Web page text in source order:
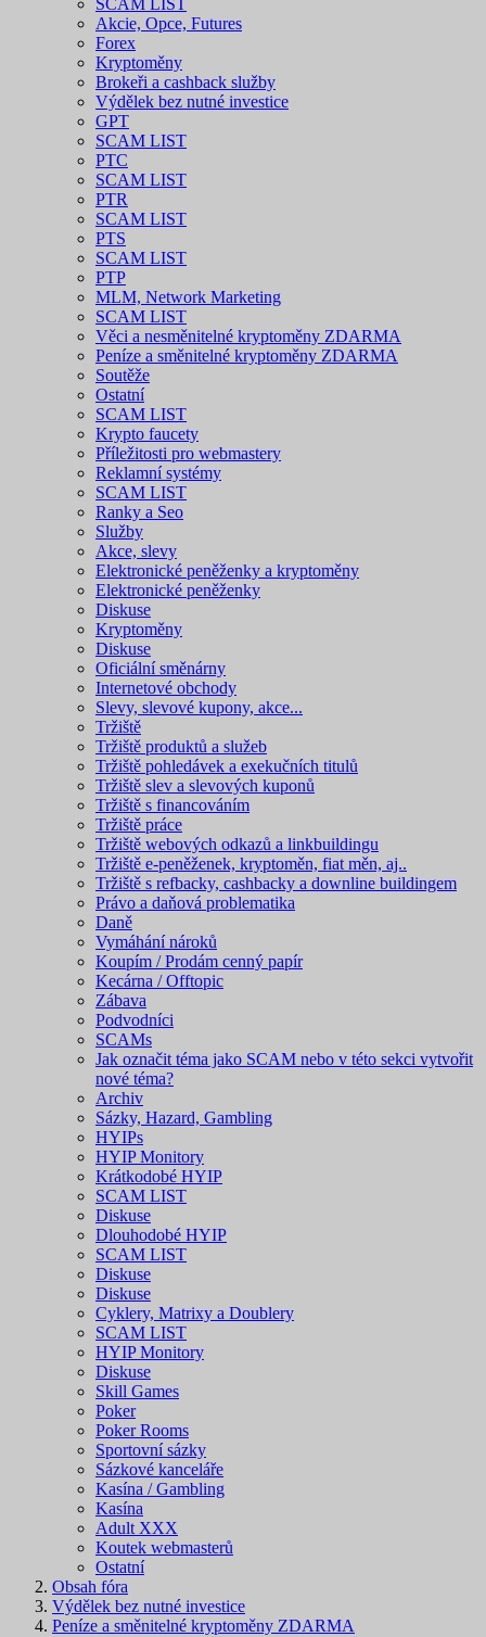
SCAM LIST
Akcie, Opce, Futures
Forex
Kryptoměny
Brokeři a cashback služby
Výdělek bez nutné investice
GPT
SCAM LIST
PTC
SCAM LIST
PTR
SCAM LIST
PTS
SCAM LIST
PTP
MLM, Network Marketing
SCAM LIST
Věci a nesměnitelné kryptoměny ZDARMA
Peníze a směnitelné kryptoměny ZDARMA
Soutěže
Ostatní
SCAM LIST
Krypto faucety
Příležitosti pro webmastery
Reklamní systémy
SCAM LIST
Ranky a Seo
Služby
Akce, slevy
Elektronické peněženky a kryptoměny
Elektronické peněženky
Diskuse
Kryptoměny
Diskuse
Oficiální směnárny
Internetové obchody
Slevy, slevové kupony, akce...
Tržiště
Tržiště produktů a služeb
Tržiště pohledávek a exekučních titulů
Tržiště slev a slevových kuponů
Tržiště s financováním
Tržiště práce
Tržiště webových odkazů a linkbuildingu
Tržiště e-peněženek, kryptoměn, fiat měn, aj..
Tržiště s refbacky, cashbacky a downline buildingem
Právo a daňová problematika
Daně
Vymáhání nároků
Koupím / Prodám cenný papír
Kecárna / Offtopic
Zábava
Podvodníci
SCAMs
Jak označit téma jako SCAM nebo v této sekci vytvořit
nové téma?
Archiv
Sázky, Hazard, Gambling
HYIPs
HYIP Monitory
Krátkodobé HYIP
SCAM LIST
Diskuse
Dlouhodobé HYIP
SCAM LIST
Diskuse
Diskuse
Cyklery, Matrixy a Doublery
SCAM LIST
HYIP Monitory
Diskuse
Skill Games
Poker
Poker Rooms
Sportovní sázky
Sázkové kanceláře
Kasína / Gambling
Kasína
Adult XXX
Koutek webmasterů
Ostatní
Obsah fóra
Výdělek bez nutné investice
Peníze a směnitelné kryptoměny ZDARMA